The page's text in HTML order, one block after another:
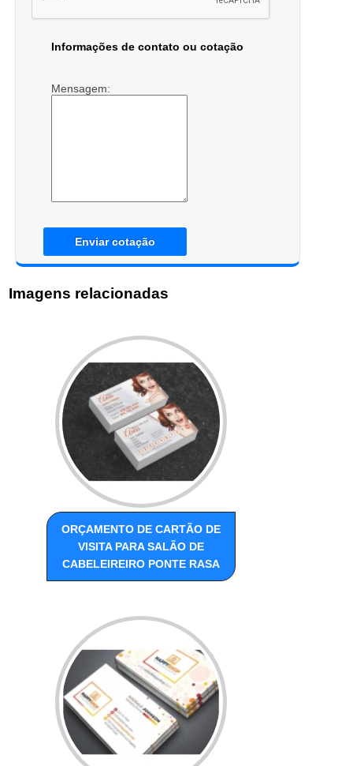
Informações de contato ou cotação
Mensagem:
Enviar cotação
Imagens relacionadas
ORÇAMENTO DE CARTÃO DE
VISITA PARA SALÃO DE
CABELEIREIRO PONTE RASA